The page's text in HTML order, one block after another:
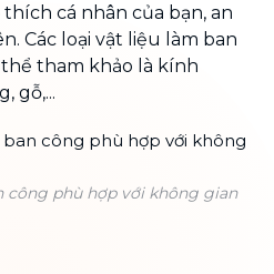
cá nhân của bạn, an
Các loại vật liệu làm ban
tham khảo là kính
gỗ,...
công phù hợp với không gian